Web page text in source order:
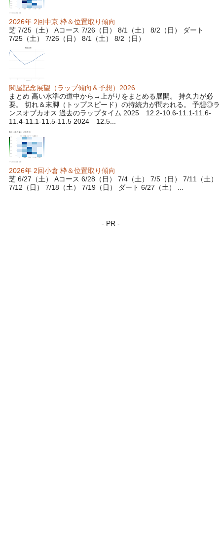
2026年 2回中京 枠＆位置取り傾向
芝 7/25（土） Aコース 7/26（日） 8/1（土） 8/2（日） ダート
7/25（土） 7/26（日） 8/1（土） 8/2（日）
関屋記念展望（ラップ傾向＆予想）2026
まとめ 高い水準の道中から→上がりをまとめる展開。 持久力が必
要。 切れ＆末脚（トップスピード）の持続力が問われる。 予想◎ラ
ンスオブカオス 過去のラップタイム 2025 12.2-10.6-11.1-11.6-
11.4-11.1-11.5-11.5 2024 12.5...
2026年 2回小倉 枠＆位置取り傾向
芝 6/27（土） Aコース 6/28（日） 7/4（土） 7/5（日） 7/11（土）
7/12（日） 7/18（土） 7/19（日） ダート 6/27（土） ...
- PR -